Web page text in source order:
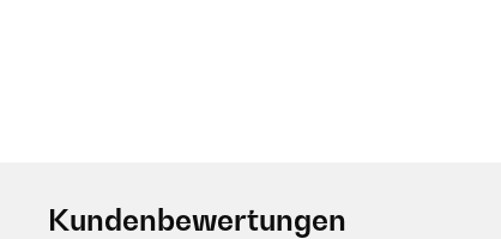
Kundenbewertungen